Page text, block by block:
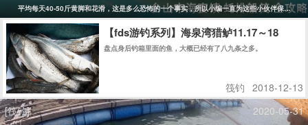
平均每天40-50斤黄脚和花滑，这是多么恐怖的一个事实，所以小编一直为这些小伙伴保密没
【fds游钓系列】海泉湾猎鲈11.17～18
盘点身后钓箱里面的鱼，大概已经有了八九条之多。
筏钓 2018-12-13
[筏钓]
2020-05-31